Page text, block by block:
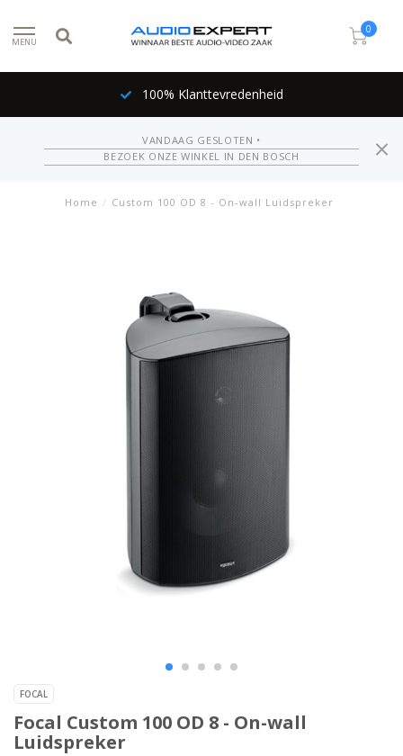
MENU
0
100% Klanttevredenheid
VANDAAG GESLOTEN •
BEZOEK ONZE WINKEL IN DEN BOSCH
Home / Custom 100 OD 8 - On-wall Luidspreker
FOCAL
Focal Custom 100 OD 8 - On-wall
Luidspreker